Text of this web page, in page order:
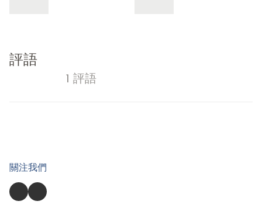
評語
1 評語
關注我們